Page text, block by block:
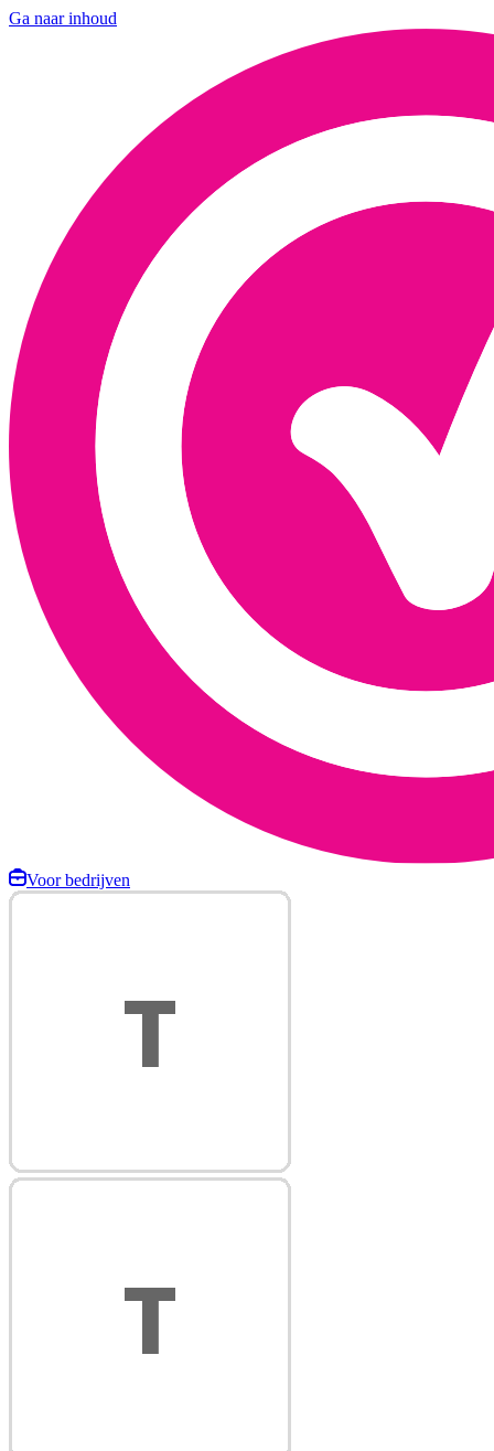
Ga naar inhoud
Voor bedrijven